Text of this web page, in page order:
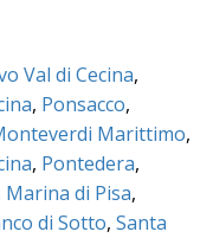
Val di Cecina,
, Ponsacco,
Marittimo,
, Pontedera,
Marina di Pisa,
di Sotto, Santa